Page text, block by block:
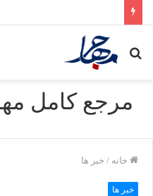
جستجو
مرجع کامل
خانه / خبر ها
خبر ها